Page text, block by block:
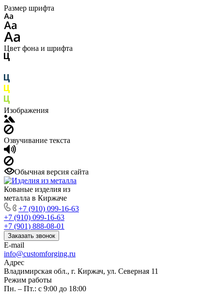
Размер шрифта
Цвет фона и шрифта
Изображения
Озвучивание текста
Обычная версия сайта
Кованые изделия из
металла в Киржаче
+7 (910) 099-16-63
+7 (910) 099-16-63
+7 (901) 888-08-01
Заказать звонок
E-mail
info@customforging.ru
Адрес
Владимирская обл., г. Киржач, ул. Северная 11
Режим работы
Пн. – Пт.: с 9:00 до 18:00